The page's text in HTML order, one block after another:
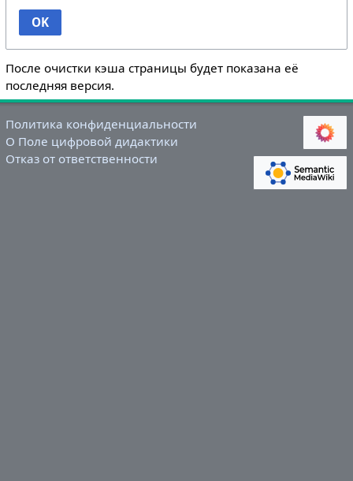
OK
После очистки кэша страницы будет показана её
последняя версия.
Политика конфиденциальности
О Поле цифровой дидактики
Отказ от ответственности